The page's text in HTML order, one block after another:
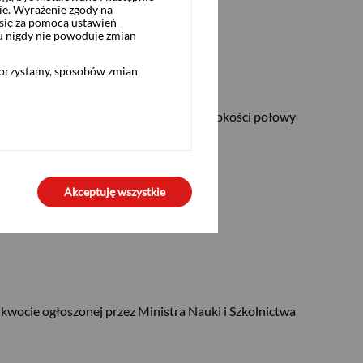
Ty spłacasz jedynie odsetki w wysokości połowy
ogłoszonej przez Ministra Nauki i Szkolnictwa
Wyrażenie zgody na
za pomocą ustawień
nigdy nie powoduje zmian
sposobów zmian
Akceptuję wszystkie